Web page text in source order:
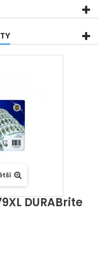
DURABrite